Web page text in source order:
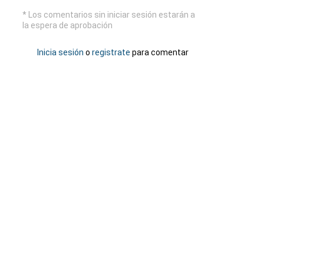
* Los comentarios sin iniciar sesión estarán a
la espera de aprobación
Inicia sesión o registrate para comentar